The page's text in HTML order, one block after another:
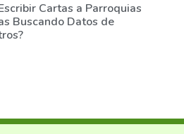
Cartas a Parroquias
Buscando Datos de